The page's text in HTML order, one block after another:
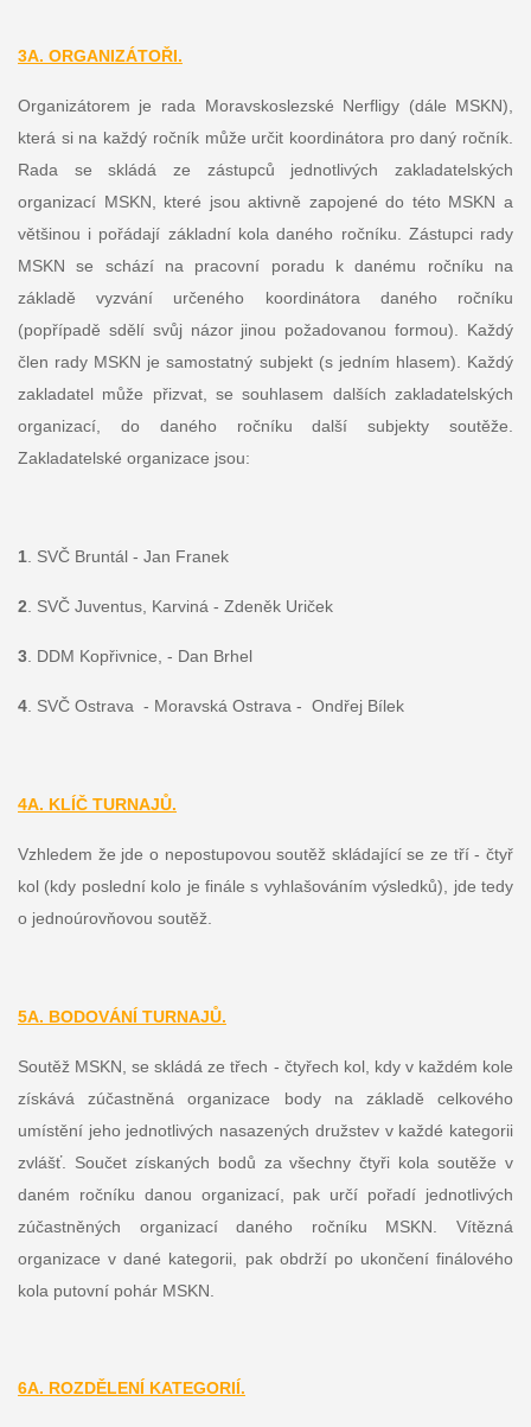
3A. ORGANIZÁTOŘI.
Organizátorem je rada Moravskoslezské Nerfligy (dále MSKN),
která si na každý ročník může určit koordinátora pro daný ročník.
Rada se skládá ze zástupců jednotlivých zakladatelských
organizací MSKN, které jsou aktivně zapojené do této MSKN a
většinou i pořádají základní kola daného ročníku. Zástupci rady
MSKN se schází na pracovní poradu k danému ročníku na
základě vyzvání určeného koordinátora daného ročníku
(popřípadě sdělí svůj názor jinou požadovanou formou). Každý
člen rady MSKN je samostatný subjekt (s jedním hlasem). Každý
zakladatel může přizvat, se souhlasem dalších zakladatelských
organizací, do daného ročníku další subjekty soutěže.
Zakladatelské organizace jsou:
1. SVČ Bruntál - Jan Franek
2 . SVČ Juventus, Karviná - Zdeněk Uriček
3. DDM Kopřivnice, - Dan Brhel
4. SVČ Ostrava - Moravská Ostrava - Ondřej Bílek
4A. KLÍČ TURNAJŮ.
Vzhledem že jde o nepostupovou soutěž skládající se ze tří - čtyř
kol (kdy poslední kolo je finále s vyhlašováním výsledků), jde tedy
o jednoúrovňovou soutěž.
5A. BODOVÁNÍ TURNAJŮ.
Soutěž MSKN, se skládá ze třech - čtyřech kol, kdy v každém kole
získává zúčastněná organizace body na základě celkového
umístění jeho jednotlivých nasazených družstev v každé kategorii
zvlášť. Součet získaných bodů za všechny čtyři kola soutěže v
daném ročníku danou organizací, pak určí pořadí jednotlivých
zúčastněných organizací daného ročníku MSKN. Vítězná
organizace v dané kategorii, pak obdrží po ukončení finálového
kola putovní pohár MSKN.
6A. ROZDĚLENÍ KATEGORIÍ.